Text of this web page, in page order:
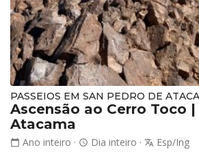
PASSEIOS EM SAN PEDRO DE
Ascensão ao Cerro Toco |
Atacama
calendar_today Ano inteiro · schedule Dia inteiro · translate Esp/Ing